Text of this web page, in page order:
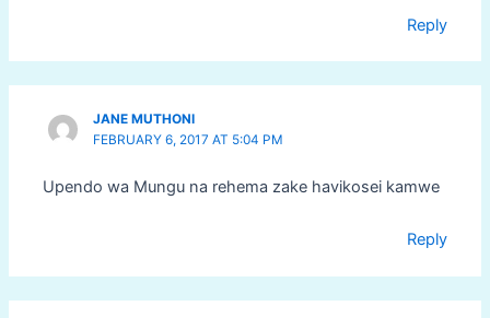
Reply
JANE MUTHONI
FEBRUARY 6, 2017 AT 5:04 PM
Upendo wa Mungu na rehema zake havikosei kamwe
Reply